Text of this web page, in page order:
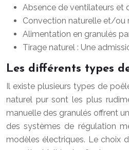
Absence de ventilateurs et
Convection naturelle et/ou
Alimentation en granulés
Tirage naturel : Une
Les différents types
Il existe plusieurs types de
naturel pur sont les plus
manuelle des granulés offrent
des systèmes de régulation
modèles électriques. Le choix